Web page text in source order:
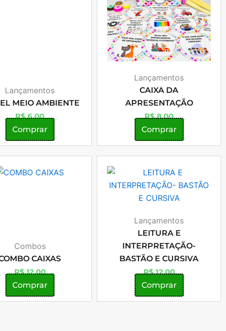
Lançamentos
MEIO AMBIENTE
R$6,00
Comprar
Lançamentos
CAIXA DA
APRESENTAÇÃO
R$8,00
Comprar
Combos
CAIXAS
R$12,00
Comprar
Lançamentos
LEITURA E
INTERPRETAÇÃO-
BASTÃO E CURSIVA
R$12,00
Comprar